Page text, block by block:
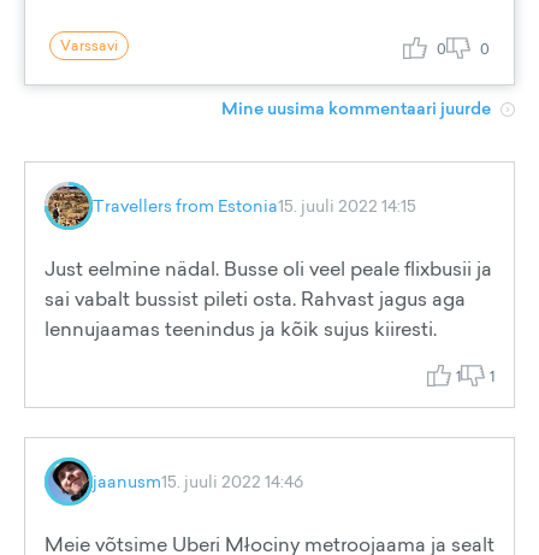
Varssavi 0 0
Mine uusima kommentaari juurde
Travellers from Estonia15. juuli 2022 14:15
Just eelmine nädal. Busse oli veel peale flixbusii ja
sai vabalt bussist pileti osta. Rahvast jagus aga
lennujaamas teenindus ja kõik sujus kiiresti.
1 1
jaanusm15. juuli 2022 14:46
Meie võtsime Uberi Młociny metroojaama ja sealt